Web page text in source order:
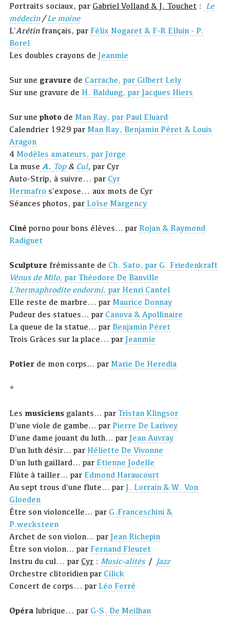
Portraits sociaux, par Gabriel Volland & J. Touchet :
Le
médecin/Le moine
L’Arétinfrançais, par Félix Nogaret & F-R Elluin - P.
Borel
Les doubles crayons deJeanmie
Sur une gravure de Carrache, par Gilbert Lely
Sur une gravure de H. Baldung, par Jacques Hiers
Sur unephoto de Man Ray, par Paul Eluard
Calendrier 1929 par Man Ray, Benjamin Péret & Louis
Aragon
4 Modèles amateurs, par Jorge
La muse A. Top& Cul, par Cyr
Auto-Strip, à suivre... par Cyr
Hermafro s'expose... aux mots de Cyr
Séances photos, par Loïse Margency
Ciné porno pour bons élèves… par Rojan & Raymond
Radiguet
Sculpture frémissante de Ch. Sato, par G. Friedenkraft
Vénus de Milo, par Théodore De Banville
L'hermaphrodite endormi, par Henri Cantel
Elle reste de marbre... par Maurice Donnay
Pudeur des statues… par Canova & Apollinaire
La queue de la statue… par Benjamin Péret
Trois Grâces sur la place... par Jeanmie
Potier de mon corps… par Marie De Heredia
*
Les musiciens galants… parTristan Klingsor
D'une viole de gambe… par Pierre De Larivey
D'une dame jouant du luth… parJean Auvray
D'un luth désir… par Héliette De Vivonne
D'un luth gaillard… par Etienne Jodelle
Flûte à tailler… par Edmond Haraucourt
Au sept trous d'une flute… parJ. Lorrain & W. Von
Gloeden
Être son violoncelle… par G.Franceschini &
P.wecksteen
Archet de son violon… parJean Richepin
Être son violon… par Fernand Fleuret
Instru du cul... par Cyr : Music-alités/ Jazz
Orchestre clitoridien par Cilick
Concert de corps... par Léo Ferré
Opéra lubrique... par G-S. De Meilhan